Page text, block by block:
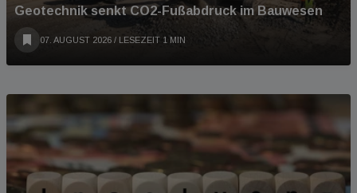
Geotechnik senkt CO2-Fußabdruck im Bauwesen
07. AUGUST 2026 / LESEZEIT 1 MIN